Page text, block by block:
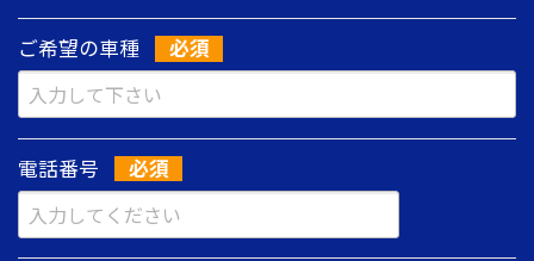
ご希望の車種
電話番号